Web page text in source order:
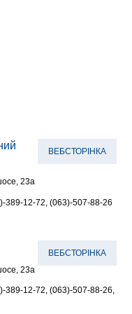
ВЕБСТОРІНКА
23а
389-12-72, (063)-507-88-26
ВЕБСТОРІНКА
23а
389-12-72, (063)-507-88-26,